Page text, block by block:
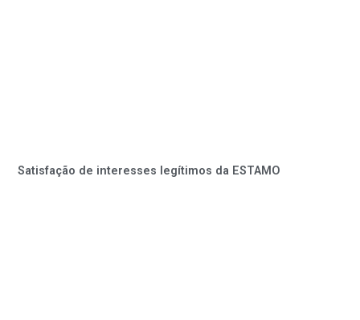
Satisfação de interesses legítimos da ESTAMO